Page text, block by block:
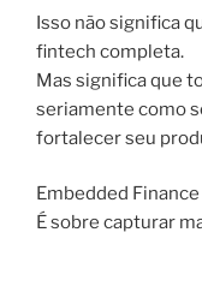
Isso não significa
fintech completa.
Mas significa que
seriamente como
fortalecer seu
Embedded
É sobre capturar